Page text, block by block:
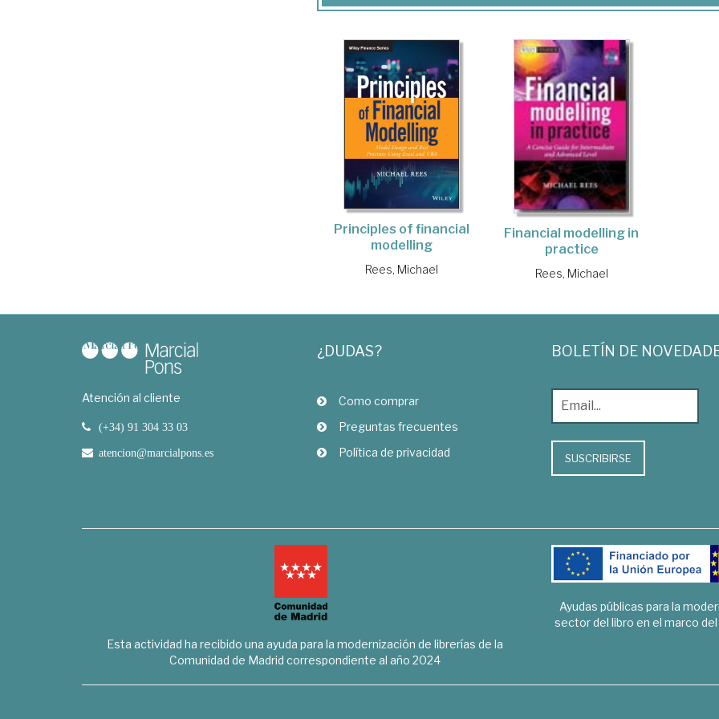
Principles of financial
modelling
Rees, Michael
Financial modelling in
practice
Rees, Michael
Atención al cliente
(+34) 91 304 33 03
atencion@marcialpons.es
¿DUDAS?
Como comprar
Preguntas frecuentes
Política de privacidad
BOLETÍN DE
SUSCRIBIRSE
Esta actividad ha recibido una ayuda para la modernización de librerías de la
Comunidad de Madrid correspondiente al año 2024
Ayudas públicas para la
sector del libro en el marco